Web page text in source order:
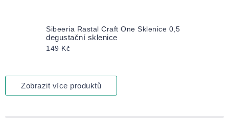
Sibeeria Rastal Craft One Sklenice 0,5
degustační sklenice
149 Kč
Zobrazit více produktů